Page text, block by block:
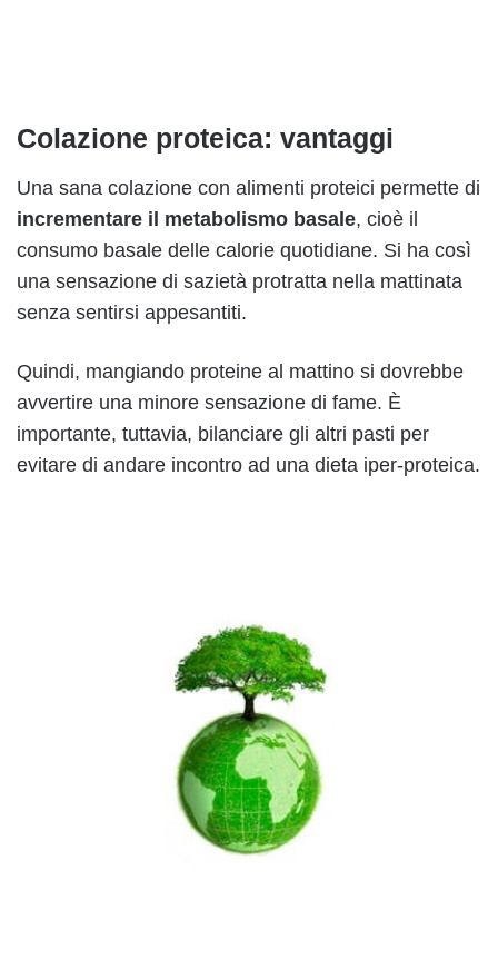
Colazione proteica: vantaggi
Una sana colazione con alimenti proteici permette di
incrementare il metabolismo basale, cioè il
consumo basale delle calorie quotidiane. Si ha così
una sensazione di sazietà protratta nella mattinata
senza sentirsi appesantiti.
Quindi, mangiando proteine al mattino si dovrebbe
avvertire una minore sensazione di fame. È
importante, tuttavia, bilanciare gli altri pasti per
evitare di andare incontro ad una dieta iper-proteica.